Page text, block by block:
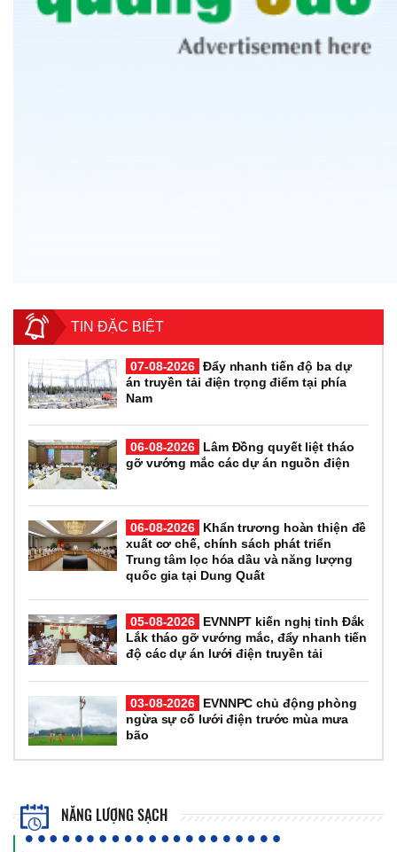
TIN ĐẶC BIỆT
07-08-2026 Đẩy nhanh tiến độ ba dự
án truyền tải điện trọng điểm tại phía
Nam
06-08-2026
Lâm Đồng quyết liệt tháo
gỡ vướng mắc các dự án nguồn điện
06-08-2026
Khẩn trương hoàn thiện đề
xuất cơ chế, chính sách phát triển
Trung tâm lọc hóa dầu và năng lượng
quốc gia tại Dung Quất
05-08-2026
EVNNPT kiến nghị tỉnh Đắk
Lắk tháo gỡ vướng mắc, đẩy nhanh tiến
độ các dự án lưới điện truyền tải
03-08-2026
EVNNPC chủ động phòng
ngừa sự cố lưới điện trước mùa mưa
bão
NĂNG LƯỢNG SẠCH